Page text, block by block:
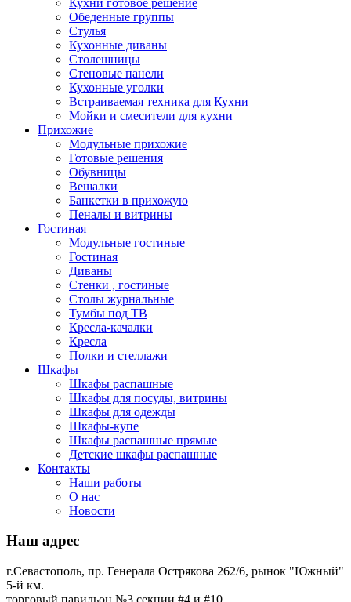
Обеденные группы
Стулья
Кухонные диваны
Столешницы
Стеновые панели
Кухонные уголки
Встраиваемая техника для Кухни
Мойки и смесители для кухни
Прихожие
Модульные прихожие
Готовые решения
Обувницы
Вешалки
Банкетки в прихожую
Пеналы и витрины
Гостиная
Модульные гостиные
Гостиная
Диваны
Стенки , гостиные
Столы журнальные
Тумбы под ТВ
Кресла-качалки
Кресла
Полки и стеллажи
Шкафы
Шкафы распашные
Шкафы для посуды, витрины
Шкафы для одежды
Шкафы-купе
Шкафы распашные прямые
Детские шкафы распашные
Контакты
Наши работы
О нас
Новости
Наш адрес
г.Севастополь, пр. Генерала Острякова 262/6, рынок "Южный"
5-й км.